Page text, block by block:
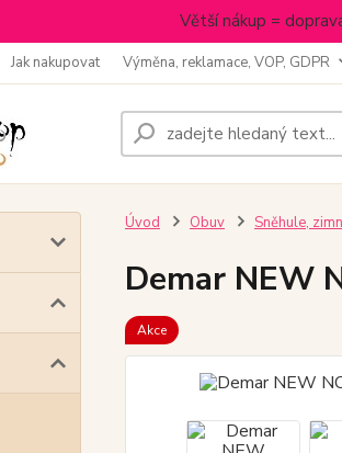
Větší nákup =
Jak nakupovat Výměna, reklamace, VOP, GDPR
Úvod Obuv Sněhule,
Demar NEW
Akce